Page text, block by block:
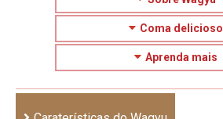
Coma delicioso
Aprenda mais